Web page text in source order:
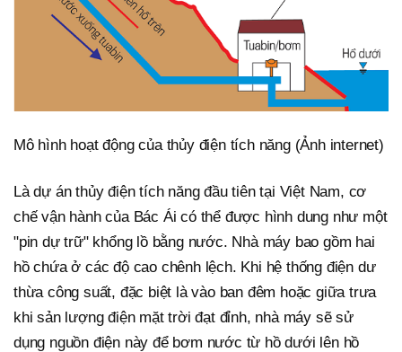
Mô hình hoạt động của thủy điện tích năng (Ảnh internet)
Là dự án thủy điện tích năng đầu tiên tại Việt Nam, cơ
chế vận hành của Bác Ái có thể được hình dung như một
"pin dự trữ" khổng lồ bằng nước. Nhà máy bao gồm hai
hồ chứa ở các độ cao chênh lệch. Khi hệ thống điện dư
thừa công suất, đặc biệt là vào ban đêm hoặc giữa trưa
khi sản lượng điện mặt trời đạt đỉnh, nhà máy sẽ sử
dụng nguồn điện này để bơm nước từ hồ dưới lên hồ